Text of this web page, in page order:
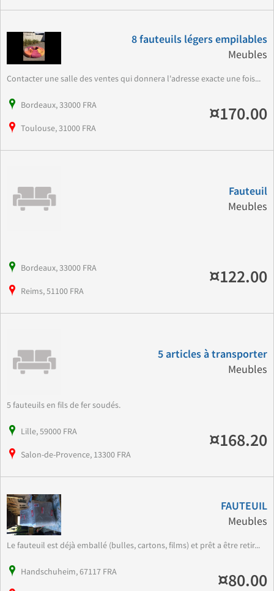
8 fauteuils légers empilables
Meubles
Contacter une salle des ventes qui donnera l'adresse exacte une fois...
Bordeaux, 33000 FRA
Toulouse, 31000 FRA
¤170.00
Fauteuil
Meubles
Bordeaux, 33000 FRA
Reims, 51100 FRA
¤122.00
5 articles à transporter
Meubles
5 fauteuils en fils de fer soudés.
Lille, 59000 FRA
Salon-de-Provence, 13300 FRA
¤168.20
FAUTEUIL
Meubles
Le fauteuil est déjà emballé (bulles, cartons, films) et prêt a être retir...
Handschuheim, 67117 FRA ¤80.00